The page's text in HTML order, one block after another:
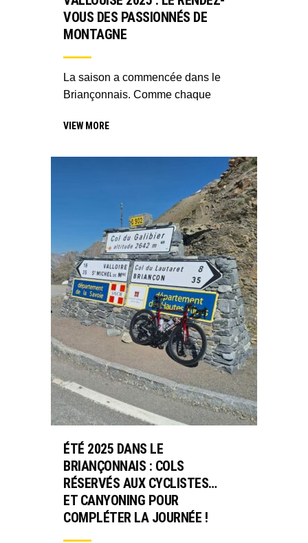
VOUS DES PASSIONNÉS DE
MONTAGNE
La saison a commencée dans le
Briançonnais. Comme chaque
VIEW MORE
ÉTÉ 2025 DANS LE
BRIANÇONNAIS : COLS
RÉSERVÉS AUX CYCLISTES…
ET CANYONING POUR
COMPLÉTER LA JOURNÉE !